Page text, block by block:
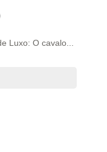
Luxo: O cavalo...